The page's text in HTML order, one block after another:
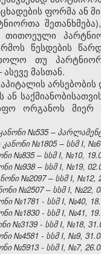
ფორმა ან
თითოეული
წესდების
ხოლო თუ
მასთან.
ან
ორგანოს მიერ
№535 –
№1805 – სსმ I,
№835 – სსმ I, №10,
№938 – სსმ I, №19,
№2097 – სსმ I, №12,
№2507 – სსმ I, №22,
№1781 - სსმ I, №40,
№1830 - სსმ I, №41,
№3139 - სსმ I, №18,
№4581 - სსმ I, №9,
№5913 - სსმ I, №7,